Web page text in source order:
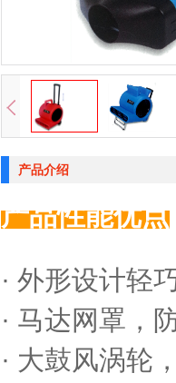
产品介绍
产品性能优点
· 外形设计轻
· 马达网罩，
· 大鼓风涡轮